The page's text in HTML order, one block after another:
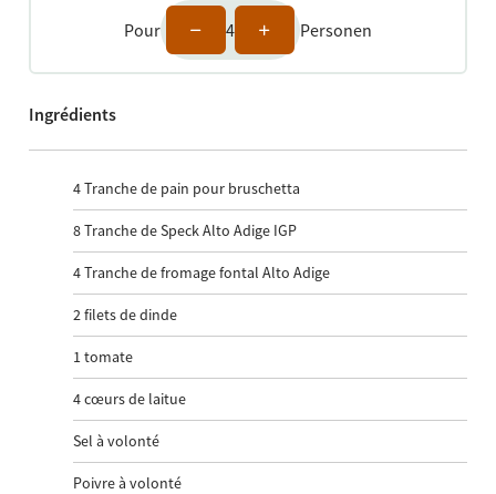
Pour 4 Personen
Ingrédients
4Tranche de pain pour bruschetta
8Tranche de Speck Alto Adige IGP
4Tranche de fromage fontal Alto Adige
2filets de dinde
1tomate
4cœurs de laitue
Sel à volonté
Poivre à volonté